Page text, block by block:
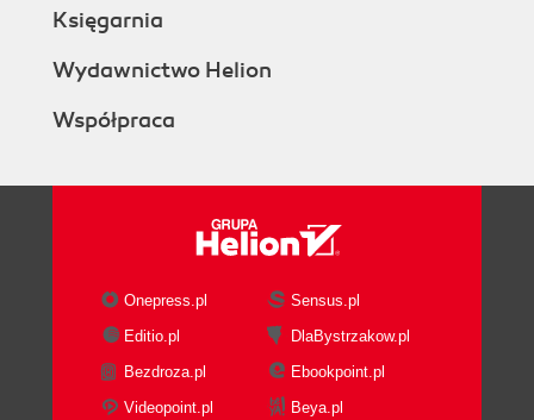
Księgarnia
Wydawnictwo Helion
Współpraca
Onepress.pl
Sensus.pl
Editio.pl
DlaBystrzakow.pl
Bezdroza.pl
Ebookpoint.pl
Videopoint.pl
Beya.pl